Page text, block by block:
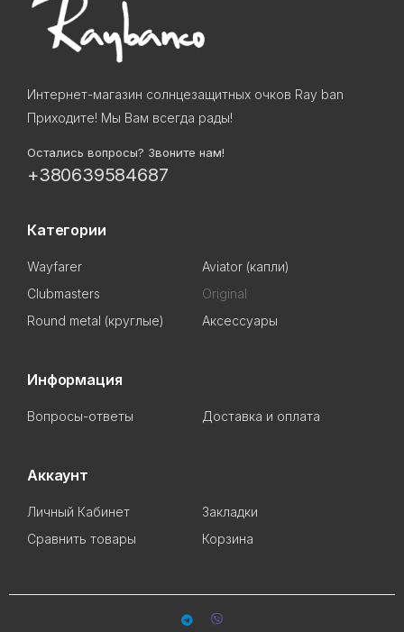
Интернет-магазин солнцезащитных очков Ray ban
Приходите! Мы Вам всегда рады!
Остались вопросы? Звоните нам!
+380639584687
Категории
Wayfarer
Aviator (капли)
Clubmasters
Original
Round metal (круглые)
Аксессуары
Информация
Вопросы-ответы Доставка и оплата
Аккаунт
Личный Кабинет
Закладки
Сравнить товары
Корзина